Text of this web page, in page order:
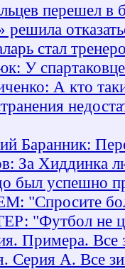
перешел в
решила
стал
У
А кто
Баранник:
За Хиддинка
был успешно
"Спросите
"Футбол не
Примера. Все
Серия А. Все